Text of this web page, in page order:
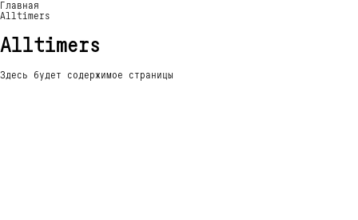
Главная
Alltimers
Alltimers
Здесь будет содержимое страницы